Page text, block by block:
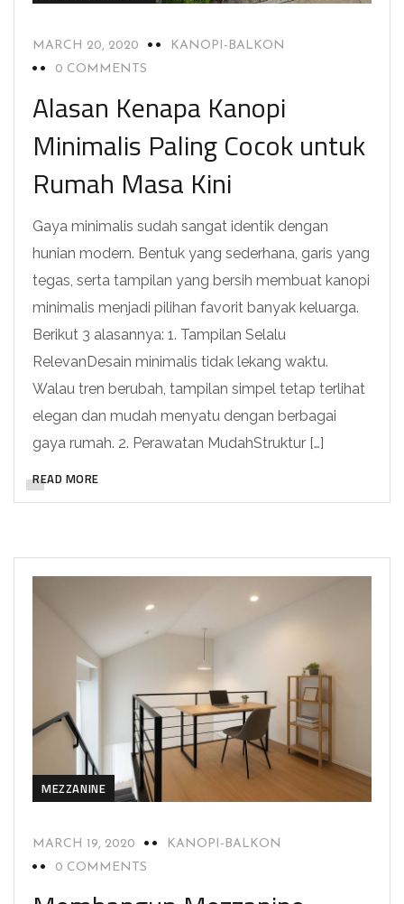
MARCH 20, 2020
KANOPI-BALKON
0 COMMENTS
Alasan Kenapa Kanopi
Minimalis Paling Cocok untuk
Rumah Masa Kini
Gaya minimalis sudah sangat identik dengan
hunian modern. Bentuk yang sederhana, garis yang
tegas, serta tampilan yang bersih membuat kanopi
minimalis menjadi pilihan favorit banyak keluarga.
Berikut 3 alasannya: 1. Tampilan Selalu
RelevanDesain minimalis tidak lekang waktu.
Walau tren berubah, tampilan simpel tetap terlihat
elegan dan mudah menyatu dengan berbagai
gaya rumah. 2. Perawatan MudahStruktur […]
READ MORE
MEZZANINE
MARCH 19, 2020
KANOPI-BALKON
0 COMMENTS